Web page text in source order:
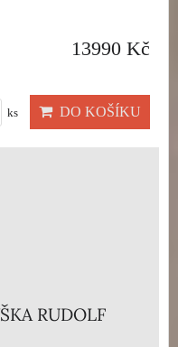
13990 Kč
ks DO KOŠÍKU
RUDOLF